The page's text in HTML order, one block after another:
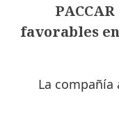
favorables
La compañía